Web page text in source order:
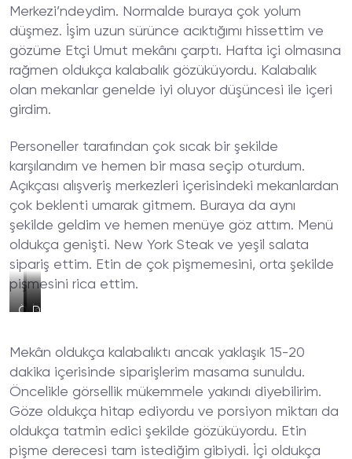
Merkezi’ndeydim. Normalde buraya çok yolum
düşmez. İşim uzun sürünce acıktığımı hissettim ve
gözüme Etçi Umut mekânı çarptı. Hafta içi olmasına
rağmen oldukça kalabalık gözüküyordu. Kalabalık
olan mekanlar genelde iyi oluyor düşüncesi ile içeri
girdim.
Personeller tarafından çok sıcak bir şekilde
karşılandım ve hemen bir masa seçip oturdum.
Açıkçası alışveriş merkezleri içerisindeki mekanlardan
çok beklenti umarak gitmem. Buraya da aynı
şekilde geldim ve hemen menüye göz attım. Menü
oldukça genişti. New York Steak ve yeşil salata
sipariş ettim. Etin de çok pişmemesini, orta şekilde
pişmesini rica ettim.
Özenle
İstediğiniz
İmkanı
Doyurucu
Mekân oldukça kalabalıktı ancak yaklaşık 15-20
dakika içerisinde siparişlerim masama sunuldu.
Öncelikle görsellik mükemmele yakındı diyebilirim.
Göze oldukça hitap ediyordu ve porsiyon miktarı da
oldukça tatmin edici şekilde gözüküyordu. Etin
pişme derecesi tam istediğim gibiydi. İçi oldukça